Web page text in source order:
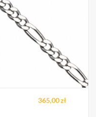
365,00 zł